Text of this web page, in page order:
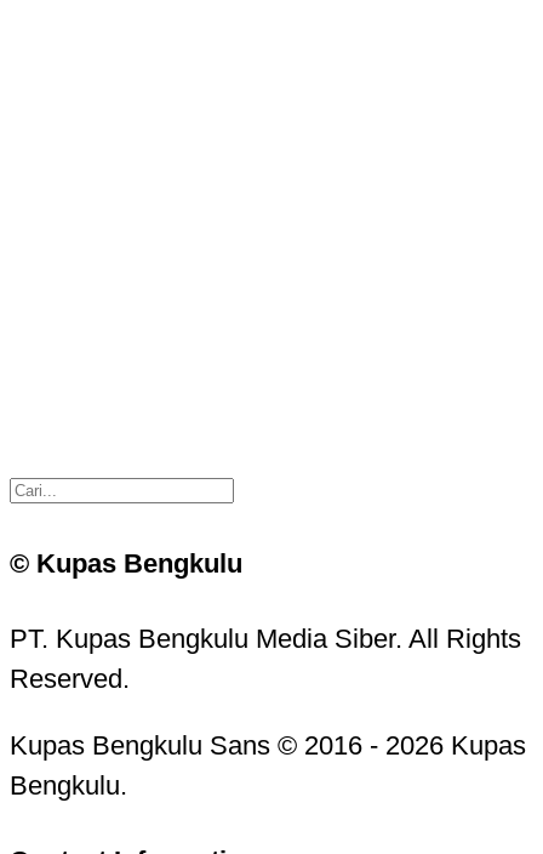
© Kupas Bengkulu
PT. Kupas Bengkulu Media Siber. All Rights
Reserved.
Kupas Bengkulu Sans © 2016 - 2026 Kupas
Bengkulu.